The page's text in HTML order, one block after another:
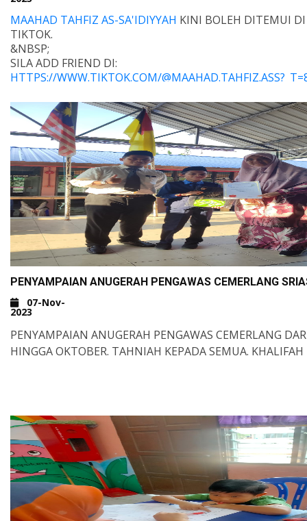
MAAHAD TAHFIZ AS-SA'IDIYYAH KINI BOLEH DITEMUI
TIKTOK.
&NBSP;
SILA ADD FRIEND DI:
HTTPS://WWW.TIKTOK.COM/
ATAU MELALUI QR KOD:
PENYAMPAIAN ANUGERAH PENGAWAS CEMERLANG
07-Nov-
2023
PENYAMPAIAN ANUGERAH PENGAWAS CEMERLANG
HINGGA OKTOBER. TAHNIAH KEPADA SEMUA.